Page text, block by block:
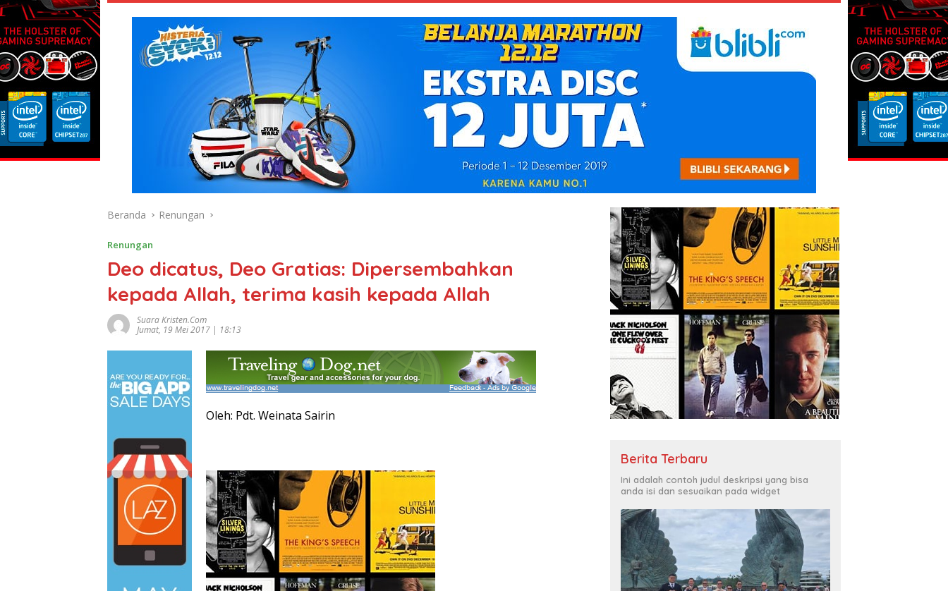
Beranda Renungan
Renungan
Deo dicatus, Deo Gratias: Dipersembahkan
kepada Allah, terima kasih kepada Allah
Suara Kristen.com
Jumat, 19 Mei 2017 | 18:13
Oleh: Pdt. Weinata Sairin
Berita Terbaru
Ini adalah contoh judul deskripsi yang bisa
anda isi dan sesuaikan pada widget